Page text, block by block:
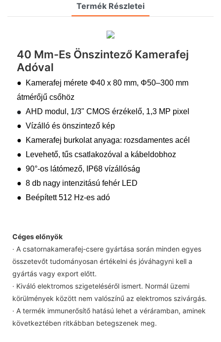
Termék Részletei
40 Mm-Es Önszintező Kamerafej
Adóval
● Kamerafej mérete Φ40 x 80 mm, Φ50–300 mm
átmérőjű csőhöz
●
AHD modul, 1/3" CMOS érzékelő, 1,3 MP pixel
● Vízálló és önszintező kép
● Kamerafej burkolat anyaga: rozsdamentes acél
● Levehető, tűs csatlakozóval a kábeldobhoz
● 90°-os látómező, IP68 vízállóság
● 8 db nagy intenzitású fehér LED
● Beépített 512 Hz-es adó
Céges előnyök
· A csatornakamerafej-csere gyártása során minden egyes
összetevőt tudományosan értékelni és jóváhagyni kell a
gyártás vagy export előtt.
· Kiváló elektromos szigeteléséről ismert. Normál üzemi
körülmények között nem valószínű az elektromos szivárgás.
· A termék immunerősítő hatású lehet a véráramban, aminek
következtében ritkábban betegszenek meg.